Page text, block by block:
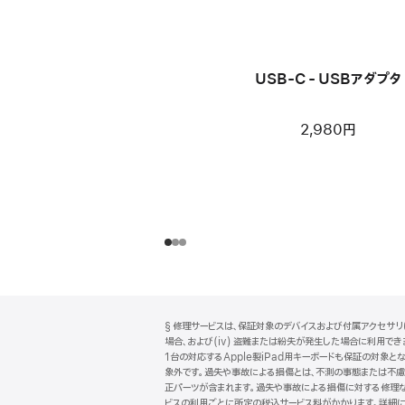
USB-C - USBアダプタ
2,980円
ッ
タ
ー
注
§ 修理サービスは、保証対象のデバイスおよび付属アクセ
場合、および(iv) 盗難または紛失が発生した場合に利用で
1台の対応するApple製iPad用キーボードも保証の対象と
象外です。過失や事故による損傷とは、不測の事態または
正パーツが含まれます。過失や事故による損傷に対する修理